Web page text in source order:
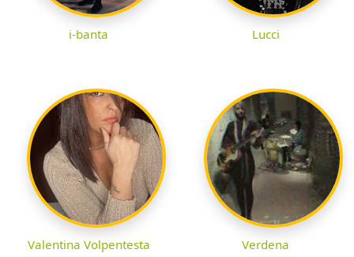
i-banta Lucci
Valentina Volpentesta Verdena